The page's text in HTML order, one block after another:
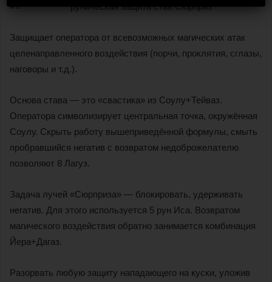
Защищает оператора от всевозможных магических атак
целенаправленного воздействия (порчи, проклятия, сглазы,
наговоры и т.д.).
Основа става — это «свастика» из Соулу+Тейваз.
Оператора символизирует центральная точка, окружённая
Соулу. Скрыть работу вышеприведённой формулы, смыть
пробравшийся негатив с возвратом недоброжелателю
позволяют 8 Лагуз.
Задача лучей «Сюрприза» — блокировать, удерживать
негатив. Для этого используется 5 рун Иса. Возвратом
магического воздействия обратно занимается комбинация
Йера+Дагаз.
Разорвать любую защиту нападающего на куски, уложив